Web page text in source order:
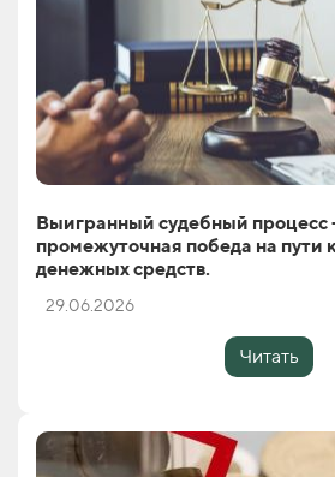
Выигранный судебный процесс
промежуточная победа на пути
денежных средств.
29.06.2026
Читать